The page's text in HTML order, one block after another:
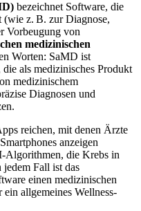
bezeichnet Software, die
z. B. zur Diagnose,
Vorbeugung von
medizinischen
Worten: SaMD ist
als medizinisches Produkt
medizinischem
Diagnosen und
reichen, mit denen Ärzte
anzeigen
Algorithmen, die Krebs in
Fall ist das
einen medizinischen
allgemeines Wellness-